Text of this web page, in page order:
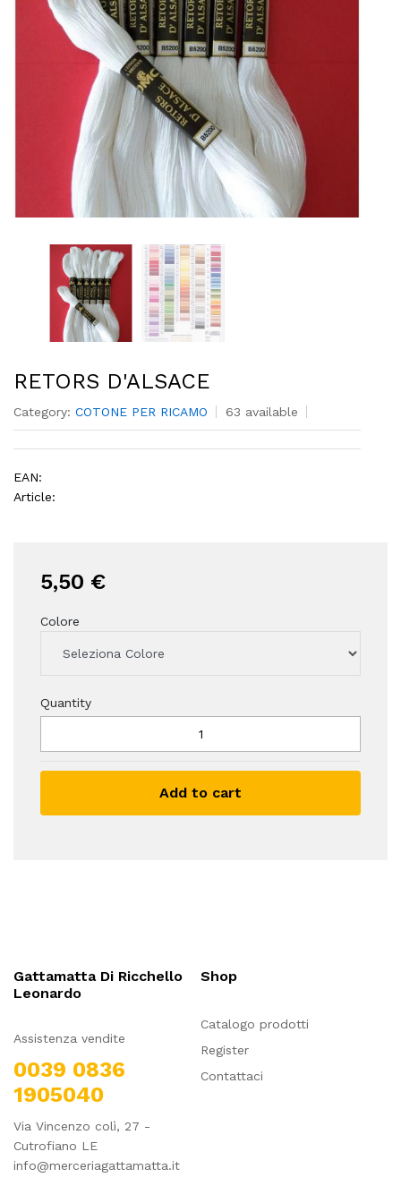
RETORS D'ALSACE
Category: COTONE PER RICAMO 63 available
EAN:
Article:
5,50 €
Colore
Quantity
Add to cart
Gattamatta Di Ricchello
Leonardo
Assistenza vendite
0039 0836
1905040
Via Vincenzo colì, 27 -
Cutrofiano LE
info@merceriagattamatta.it
Shop
Catalogo prodotti
Register
Contattaci